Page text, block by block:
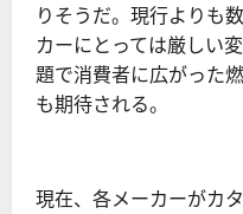
りそうだ。現行よりも
カーにとっては厳しい
題で消費者に広がった
も期待される。
現在、各メーカーがカ